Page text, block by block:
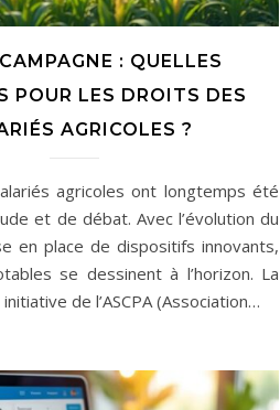
: QUELLES
POUR LES DROITS DES
AGRICOLES ?
agricoles ont longtemps été
et de débat. Avec l’évolution du
en place de dispositifs innovants,
se dessinent à l’horizon. La
de l’ASCPA (Association…